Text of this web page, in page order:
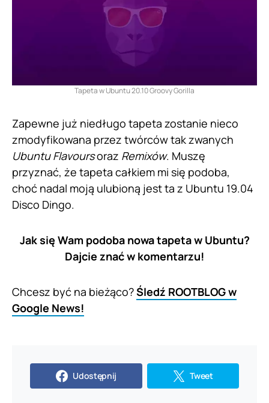
Tapeta w Ubuntu 20.10 Groovy Gorilla
Zapewne już niedługo tapeta zostanie nieco
zmodyfikowana przez twórców tak zwanych
Ubuntu Flavoursoraz Remixów. Muszę
przyznać, że tapeta całkiem mi się podoba,
choć nadal moją ulubioną jest ta z Ubuntu 19.04
Disco Dingo.
Jak się Wam podoba nowa tapeta w Ubuntu?
Dajcie znać w komentarzu!
Chcesz być na bieżąco?Śledź ROOTBLOG w
Google News!
Udostępnij Tweet